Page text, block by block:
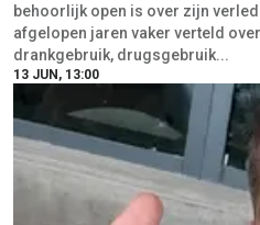
behoorlijk open is over zijn
afgelopen jaren vaker verteld
drankgebruik, drugsgebruik...
13 JUN, 13:00